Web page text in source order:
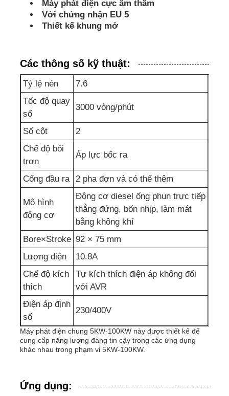
bộ máy phát điện cách âm
Máy phát điện gia dụng
Bộ tạo tán
Máy phát âm tiếng ồn thấp
Bảo trì máy phát điện
Bộ máy phát điện hàn
động cơ diesel máy phát điện
bơm nước thải
Máy phát điện cực âm thầm
Với chứng nhận EU 5
Thiết kế khung mở
Các thông số kỹ thuật:
Tỷ lệ nén
7.6
Tốc độ quay
số
3000 vòng/phút
Số cột
2
Chế độ bôi
trơn
Áp lực bốc ra
Cổng đầu ra 2 pha đơn và có thể thêm
Mô hình
động cơ
Động cơ diesel ống phun trực tiếp
thẳng đứng, bốn nhịp, làm mát
bằng không khí
Bore×Stroke 92 × 75 mm
Lượng điện
10.8A
Chế độ kích
thích
Tự kích thích điện áp không đổi
với AVR
Điện áp định
số
230/400V
Máy phát điện chung 5KW-100KW này được thiết kế để
cung cấp năng lượng đáng tin cậy trong các ứng dụng
khác nhau trong phạm vi 5KW-100KW.
Ứng dụng: